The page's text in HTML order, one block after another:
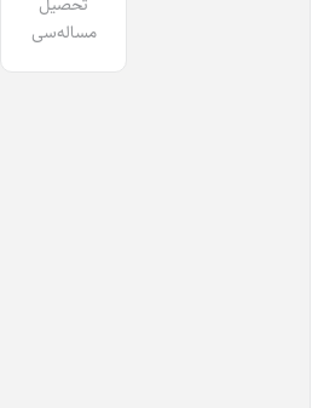
مساله‌سی